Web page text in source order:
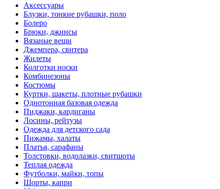
Аксессуары
Блузки, тонкие рубашки, поло
Болеро
Брюки, джинсы
Вязаные вещи
Джемпера, свитера
Жилеты
Колготки носки
Комбинезоны
Костюмы
Куртки, шакеты, плотные рубашки
Однотонная базовая одежда
Пиджаки, кардиганы
Лосины, рейтузы
Одежда для детского сада
Пижамы, халаты
Платья, сарафаны
Толстовки, водолазки, свитшоты
Теплая одежда
Футболки, майки, топы
Шорты, капри